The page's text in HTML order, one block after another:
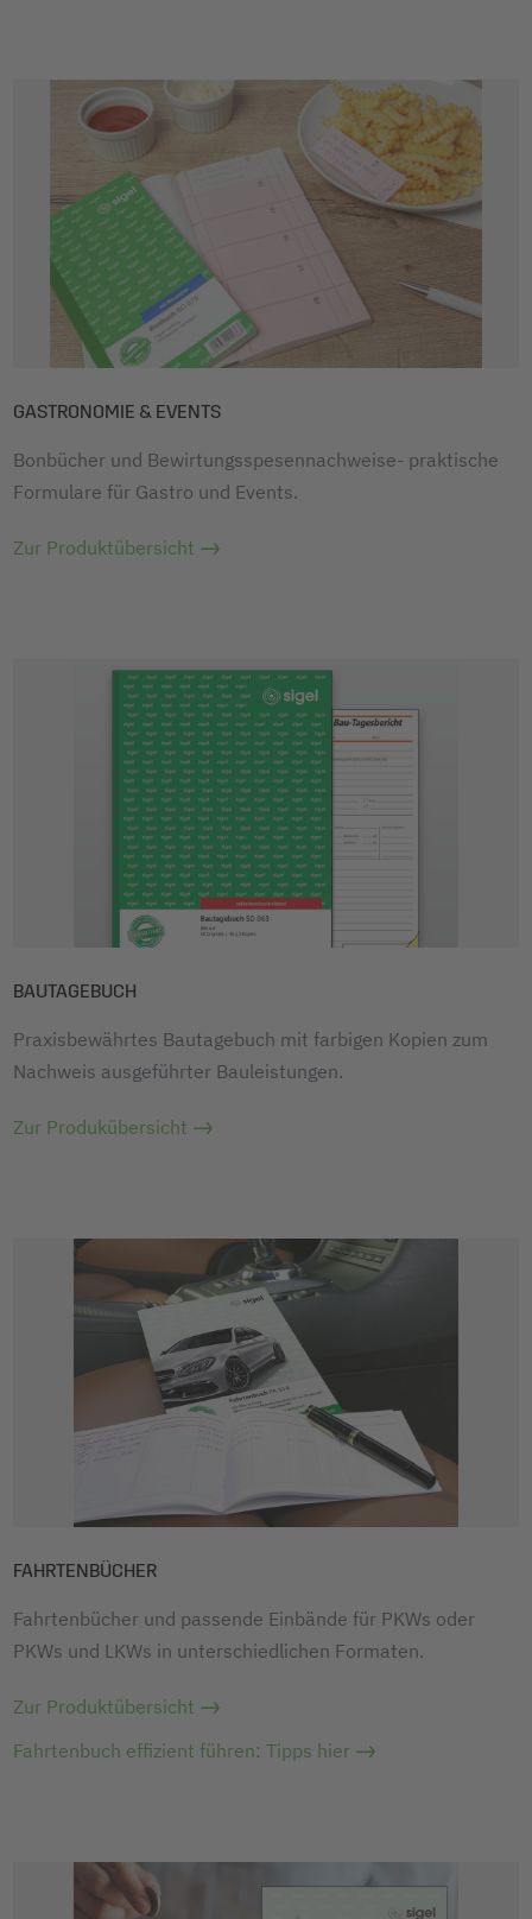
GASTRONOMIE & EVENTS
Bonbücher und Bewirtungsspesennachweise- praktische
Formulare für Gastro und Events.
Zur Produktübersicht
BAUTAGEBUCH
Praxisbewährtes Bautagebuch mit farbigen Kopien zum
Nachweis ausgeführter Bauleistungen.
Zur Produkübersicht
FAHRTENBÜCHER
Fahrtenbücher und passende Einbände für PKWs oder
PKWs und LKWs in unterschiedlichen Formaten.
Zur Produktübersicht
Fahrtenbuch effizient führen: Tipps hier